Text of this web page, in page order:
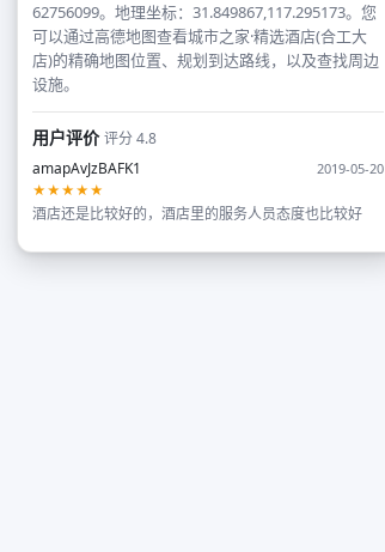
62756099。地理坐标：31.849867,117.295173。您
可以通过高德地图查看城市之家·精选酒店(合工大
店)的精确地图位置、规划到达路线，以及查找周边
设施。
用户评价评分 4.8
amapAvJzBAFK1
2019-05-20
★★★★★
酒店还是比较好的，酒店里的服务人员态度也比较好